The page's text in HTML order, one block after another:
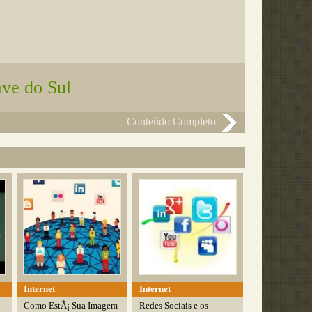
do Sul
Conteúdo Completo
Internet
Como EstÃ¡ Sua Imagem
Internet
Redes Sociais e os